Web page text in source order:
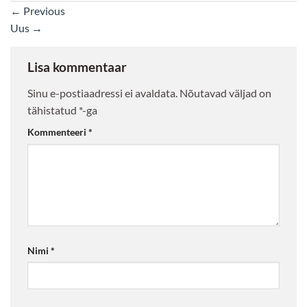
← Previous
Uus →
Lisa kommentaar
Sinu e-postiaadressi ei avaldata. Nõutavad väljad on
tähistatud *-ga
Kommenteeri *
Nimi *